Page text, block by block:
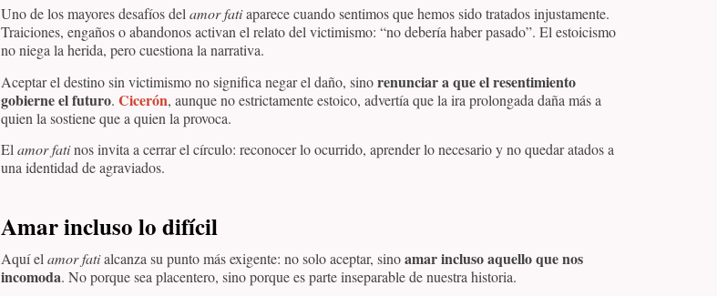
Uno de los mayores desafíos delamor fatiaparece cuando sentimos que hemos sido tratados injustamente.
Traiciones, engaños o abandonos activan el relato del victimismo: “no debería haber pasado”. El estoicismo
no niega la herida, pero cuestiona la narrativa.
Aceptar el destino sin victimismo no significa negar el daño, sinorenunciar a que el resentimiento
gobierne el futuro. Cicerón, aunque no estrictamente estoico, advertía que la ira prolongada daña más a
quien la sostiene que a quien la provoca.
El amor fatinos invita a cerrar el círculo: reconocer lo ocurrido, aprender lo necesario y no quedar atados a
una identidad de agraviados.
Amar incluso lo difícil
Aquí el amor fatialcanza su punto más exigente: no solo aceptar, sinoamar incluso aquello que nos
incomoda. No porque sea placentero, sino porque es parte inseparable de nuestra historia.